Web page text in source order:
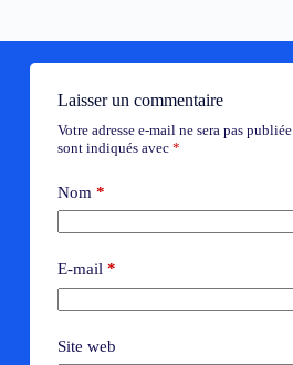
Laisser un commentaire
Votre adresse e-mail ne sera pas publiée.
sont indiqués avec *
Nom *
E-mail*
Site web